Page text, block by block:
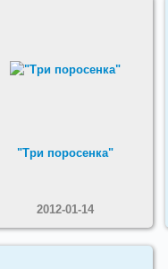
"Три поросенка"
2012-01-14